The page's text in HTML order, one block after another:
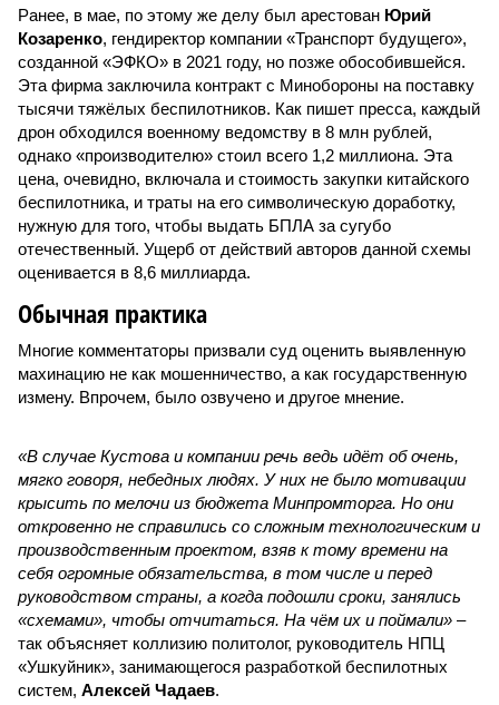
Ранее, в мае, по этому же делу был арестован Юрий
Козаренко, гендиректор компании «Транспорт будущего»,
созданной «ЭФКО» в 2021 году, но позже обособившейся.
Эта фирма заключила контракт с Минобороны на поставку
тысячи тяжёлых беспилотников. Как пишет пресса, каждый
дрон обходился военному ведомству в 8 млн рублей,
однако «производителю» стоил всего 1,2 миллиона. Эта
цена, очевидно, включала и стоимость закупки китайского
беспилотника, и траты на его символическую доработку,
нужную для того, чтобы выдать БПЛА за сугубо
отечественный. Ущерб от действий авторов данной схемы
оценивается в 8,6 миллиарда.
Обычная практика
Многие комментаторы призвали суд оценить выявленную
махинацию не как мошенничество, а как государственную
измену. Впрочем, было озвучено и другое мнение.
«В случае Кустова и компании речь ведь идёт об очень,
мягко говоря, небедных людях. У них не было мотивации
крысить по мелочи из бюджета Минпромторга. Но они
откровенно не справились со сложным технологическим и
производственным проектом, взяв к тому времени на
себя огромные обязательства, в том числе и перед
руководством страны, а когда подошли сроки, занялись
«схемами», чтобы отчитаться. На чём их и поймали» –
так объясняет коллизию политолог, руководитель НПЦ
«Ушкуйник», занимающегося разработкой беспилотных
систем, Алексей Чадаев.